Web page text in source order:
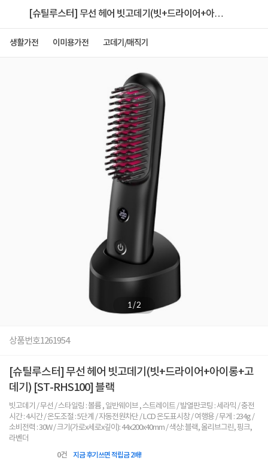
[슈틸루스터] 무선 헤어 빗고데기(빗+드라이어+아이
생활가전 이미용가전 고데기/매직기
1/2
상품번호1261954
[슈틸루스터] 무선 헤어 빗고데기(빗+드라이어+아이롱+고
데기) [ST-RHS100] 블랙
빗고데기 / 무선 / 스타일링 : 볼륨 , 일반웨이브 , 스트레이트 / 발열판코팅 : 세라믹 / 충전
시간 : 4시간 / 온도조절 : 5단계 / 자동전원차단 / LCD 온도표시창 / 여행용 / 무게 : 234g /
소비전력 : 30W / 크기(가로x세로x깊이): 44x200x40mm / 색상: 블랙, 올리브그린, 핑크,
라벤더
0건 지금 후기쓰면 적립금 2배!